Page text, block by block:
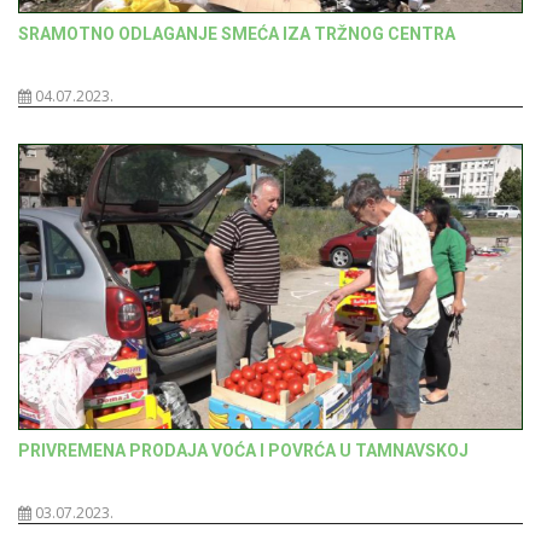
SRAMOTNO ODLAGANJE SMEĆA IZA TRŽNOG CENTRA
04.07.2023.
PRIVREMENA PRODAJA VOĆA I POVRĆA U TAMNAVSKOJ
03.07.2023.